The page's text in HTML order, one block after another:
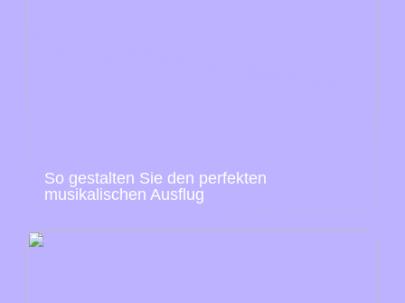
So gestalten Sie den perfekten
musikalischen Ausflug